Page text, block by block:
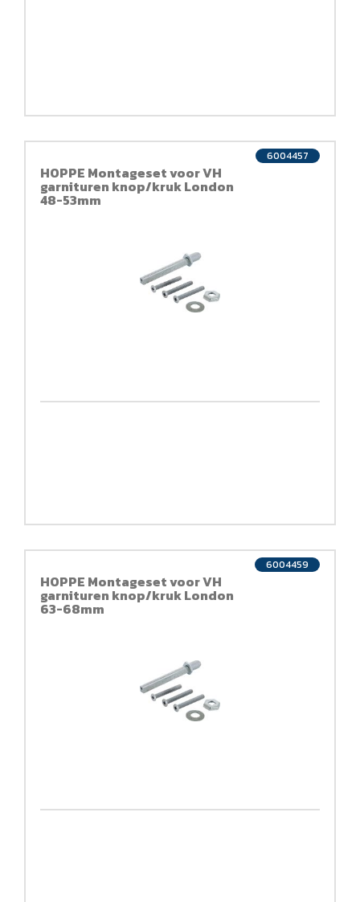
HOPPE Montageset voor VH
garnituren knop/kruk London
48-53mm
6004457
HOPPE Montageset voor VH
garnituren knop/kruk London
63-68mm
6004459